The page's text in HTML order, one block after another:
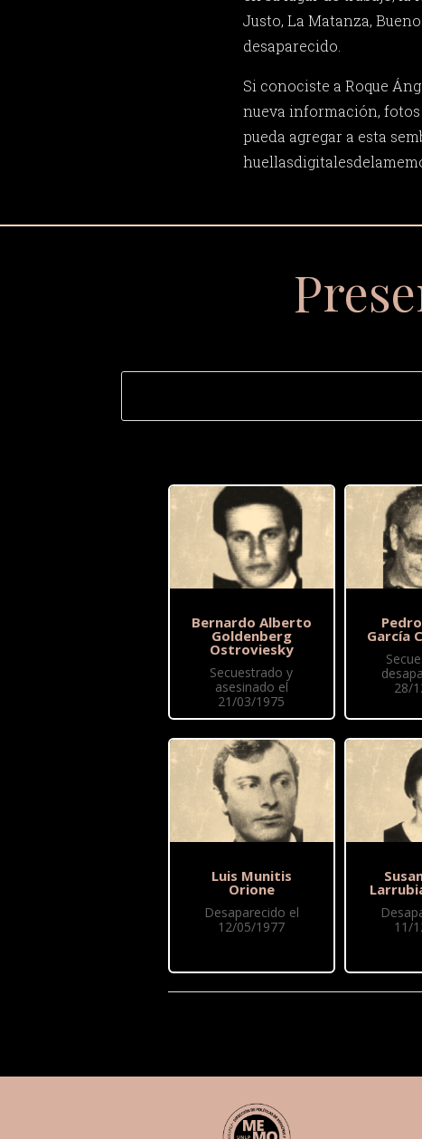
Justo, La Matanza,
desaparecido.
Si conociste a Roque
nueva información, fotos
pueda agregar a esta
Bernardo Alberto
Goldenberg
Ostroviesky
Secuestrado y
asesinado el
21/03/1975
Luis Munitis
Orione
Desaparecido el
12/05/1977
García
28/
11/